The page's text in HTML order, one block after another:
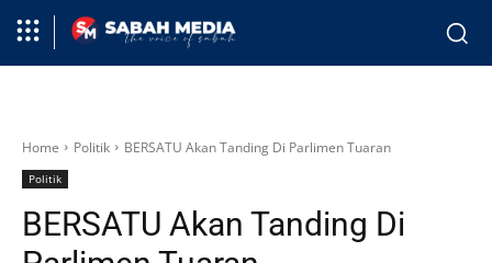
Home Politik BERSATU Akan Tanding Di Parlimen Tuaran
Politik
BERSATU Akan Tanding Di